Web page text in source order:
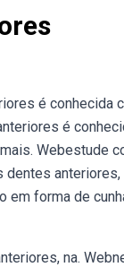
é conhecida
é
Webestude
forma de
na.